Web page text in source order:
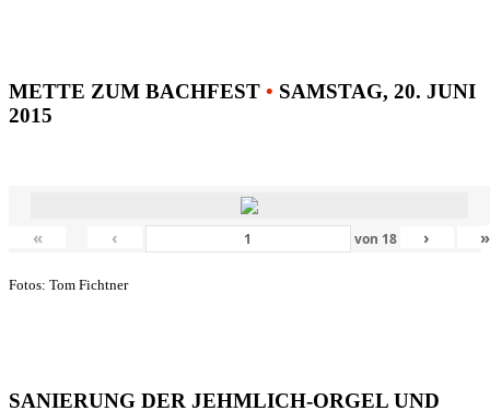
METTE ZUM BACHFEST • SAMSTAG, 20. JUNI
2015
« ‹ von 18 › »
Fotos: Tom Fichtner
SANIERUNG DER JEHMLICH-ORGEL UND